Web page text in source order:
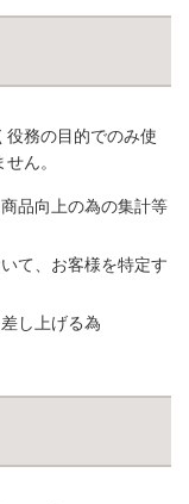
務の目的でのみ使
ん。
品向上の為の集計等
て、お客様を特定す
し上げる為